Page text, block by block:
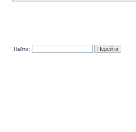
Найти: